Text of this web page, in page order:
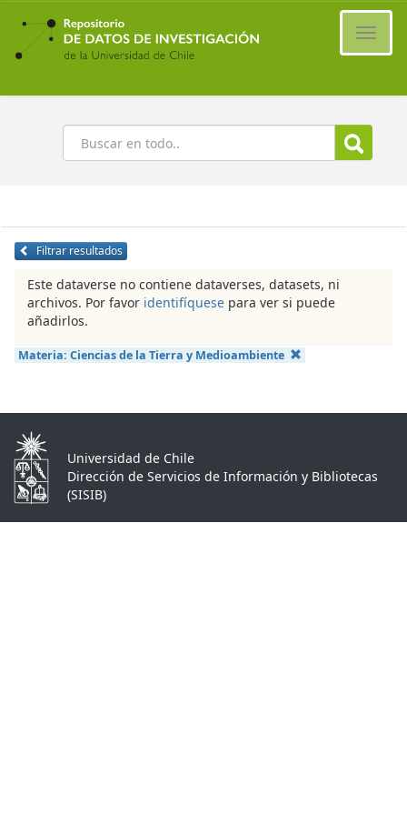
Ir
contenido
principal
Buscar
Filtrar resultados
Este dataverse no contiene dataverses, datasets, ni
archivos. Por favor identifíquese para ver si puede
añadirlos.
Materia: Ciencias de la Tierra y Medioambiente
Universidad de Chile
Dirección de Servicios de Información y Bibliotecas
(SISIB)